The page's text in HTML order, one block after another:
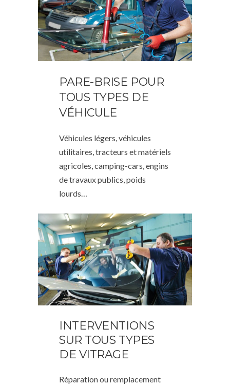
PARE-BRISE POUR
TOUS TYPES DE
VÉHICULE
Véhicules légers, véhicules
utilitaires, tracteurs et matériels
agricoles, camping-cars, engins
de travaux publics, poids
lourds…
INTERVENTIONS
SUR TOUS TYPES
DE VITRAGE
Réparation ou remplacement